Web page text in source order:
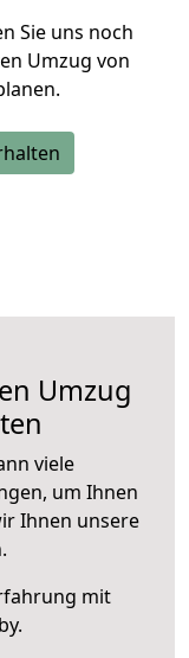
Sie uns noch
Umzug von
Umzug
viele
um Ihnen
Ihnen unsere
mit
.